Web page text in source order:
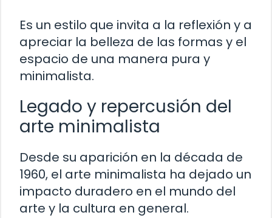
Es un estilo que invita a la reflexión y a
apreciar la belleza de las formas y el
espacio de una manera pura y
minimalista.
Legado y repercusión del
arte minimalista
Desde su aparición en la década de
1960, el arte minimalista ha dejado un
impacto duradero en el mundo del
arte y la cultura en general.